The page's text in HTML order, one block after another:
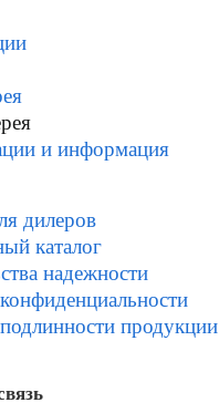
и информация
дилеров
каталог
надежности
продукции